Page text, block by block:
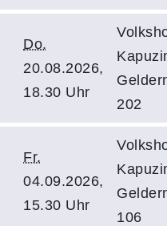
Do.
20.08.2026,
18.30 Uhr
202
Fr.
04.09.2026,
15.30 Uhr
106